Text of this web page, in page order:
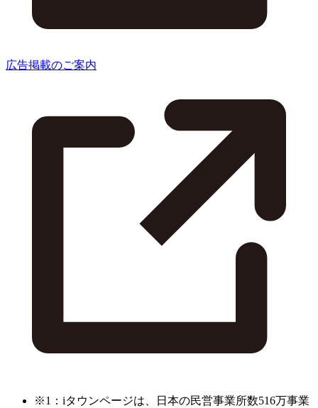
広告掲載のご案内
※1：iタウンページは、日本の民営事業所数516万事業